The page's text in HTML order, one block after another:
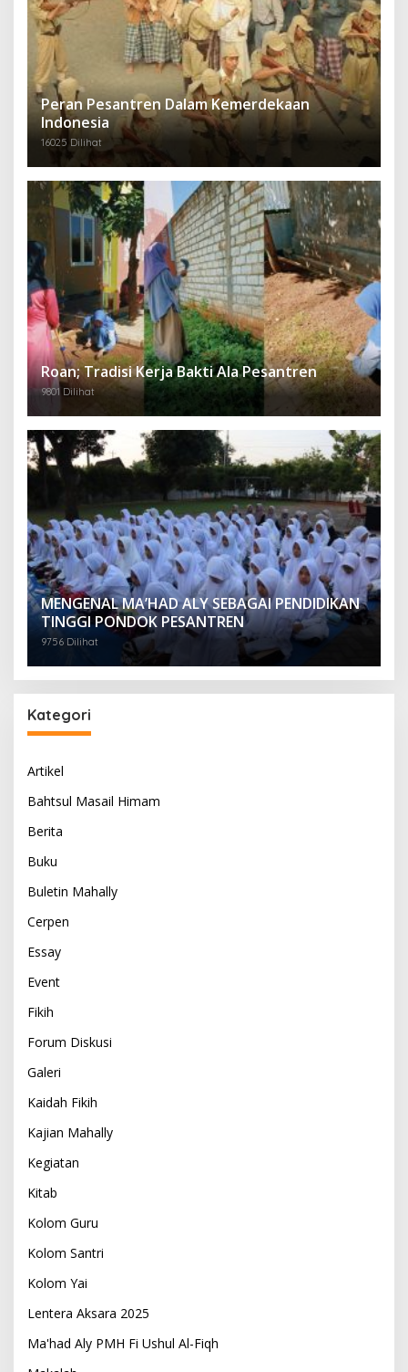
Peran Pesantren Dalam Kemerdekaan
Indonesia
16025 Dilihat
Roan; Tradisi Kerja Bakti Ala Pesantren
9801 Dilihat
MENGENAL MA’HAD ALY SEBAGAI PENDIDIKAN
TINGGI PONDOK PESANTREN
9756 Dilihat
Kategori
Artikel
Bahtsul Masail Himam
Berita
Buku
Buletin Mahally
Cerpen
Essay
Event
Fikih
Forum Diskusi
Galeri
Kaidah Fikih
Kajian Mahally
Kegiatan
Kitab
Kolom Guru
Kolom Santri
Kolom Yai
Lentera Aksara 2025
Ma'had Aly PMH Fi Ushul Al-Fiqh